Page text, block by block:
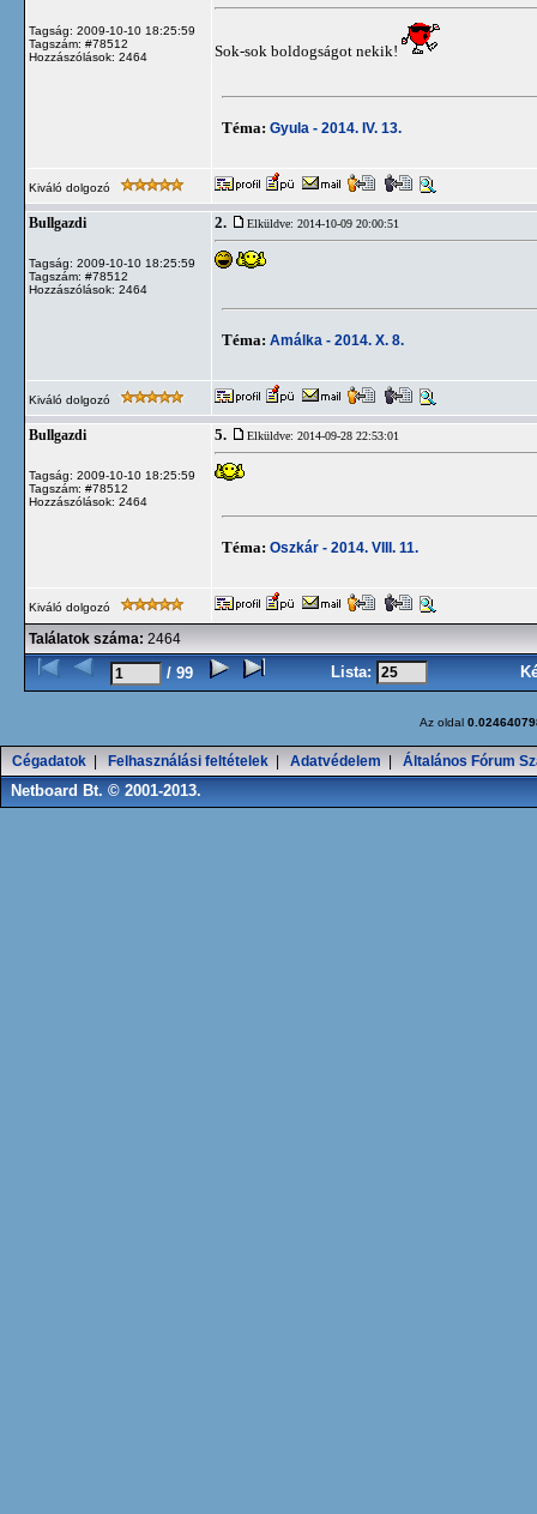
Tagság: 2009-10-10 18:25:59
Tagszám: #78512
Hozzászólások: 2464
Sok-sok boldogságot nekik!
Téma: Gyula - 2014. IV. 13.
Kiváló dolgozó
Bullgazdi
Tagság: 2009-10-10 18:25:59
Tagszám: #78512
Hozzászólások: 2464
2. Elküldve: 2014-10-09 20:00:51
Téma: Amálka - 2014. X. 8.
Kiváló dolgozó
Bullgazdi
Tagság: 2009-10-10 18:25:59
Tagszám: #78512
Hozzászólások: 2464
5. Elküldve: 2014-09-28 22:53:01
Téma: Oszkár - 2014. VIII. 11.
Kiváló dolgozó
Találatok száma: 2464
/ 99 Lista:
Az oldal
Cégadatok Felhasználási feltételek Adatvédelem Általános Fórum
Netboard Bt. © 2001-2013.